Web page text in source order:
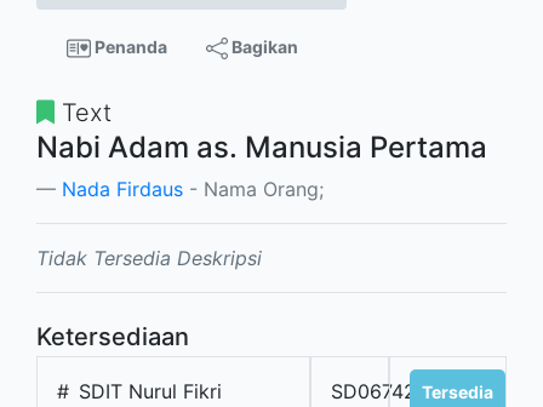
Penanda Bagikan
Text
Nabi Adam as. Manusia Pertama
Nada Firdaus - Nama Orang;
Tidak Tersedia Deskripsi
Ketersediaan
# SDIT Nurul Fikri
SD06742 Tersedia